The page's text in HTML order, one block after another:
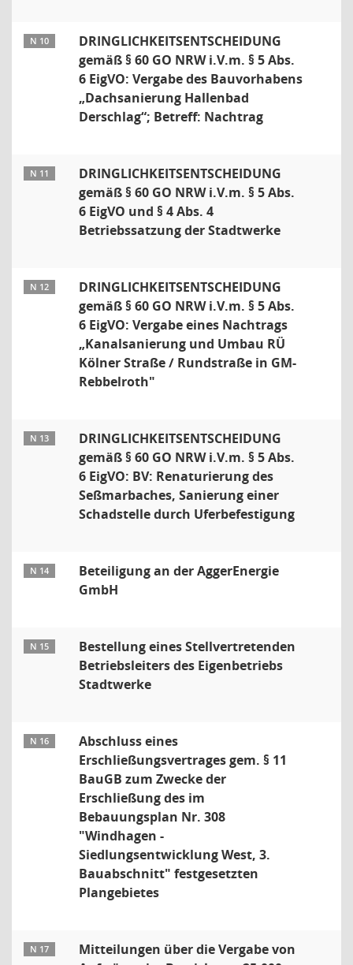
N 10
DRINGLICHKEITSENTSCHEIDUNG
gemäß § 60 GO NRW i.V.m. § 5 Abs.
6 EigVO: Vergabe des Bauvorhabens
„Dachsanierung Hallenbad
Derschlag“; Betreff: Nachtrag
N 11
DRINGLICHKEITSENTSCHEIDUNG
gemäß § 60 GO NRW i.V.m. § 5 Abs.
6 EigVO und § 4 Abs. 4
Betriebssatzung der Stadtwerke
N 12
DRINGLICHKEITSENTSCHEIDUNG
gemäß § 60 GO NRW i.V.m. § 5 Abs.
6 EigVO: Vergabe eines Nachtrags
„Kanalsanierung und Umbau RÜ
Kölner Straße / Rundstraße in GM-
Rebbelroth"
N 13
DRINGLICHKEITSENTSCHEIDUNG
gemäß § 60 GO NRW i.V.m. § 5 Abs.
6 EigVO: BV: Renaturierung des
Seßmarbaches, Sanierung einer
Schadstelle durch Uferbefestigung
N 14
Beteiligung an der AggerEnergie
GmbH
N 15
Bestellung eines Stellvertretenden
Betriebsleiters des Eigenbetriebs
Stadtwerke
N 16
Abschluss eines
Erschließungsvertrages gem. § 11
BauGB zum Zwecke der
Erschließung des im
Bebauungsplan Nr. 308
"Windhagen -
Siedlungsentwicklung West, 3.
Bauabschnitt" festgesetzten
Plangebietes
N 17
Mitteilungen über die Vergabe von